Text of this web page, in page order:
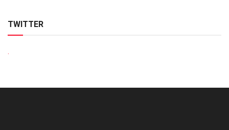
TWITTER